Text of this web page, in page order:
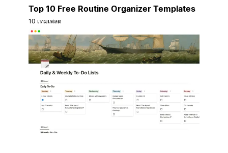
Top 10 Free Routine Organizer Templates
10 เทมเพลต